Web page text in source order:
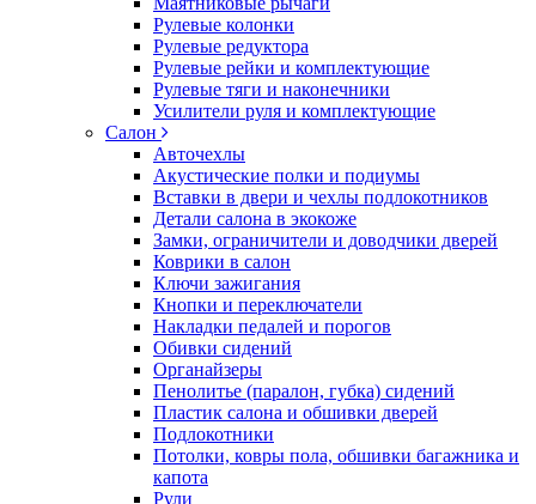
Рулевые колонки
Рулевые редуктора
Рулевые рейки и комплектующие
Рулевые тяги и наконечники
Усилители руля и комплектующие
Салон
Авточехлы
Акустические полки и подиумы
Вставки в двери и чехлы подлокотников
Детали салона в экокоже
Замки, ограничители и доводчики дверей
Коврики в салон
Ключи зажигания
Кнопки и переключатели
Накладки педалей и порогов
Обивки сидений
Органайзеры
Пенолитье (паралон, губка) сидений
Пластик салона и обшивки дверей
Подлокотники
Потолки, ковры пола, обшивки багажника и
капота
Рули